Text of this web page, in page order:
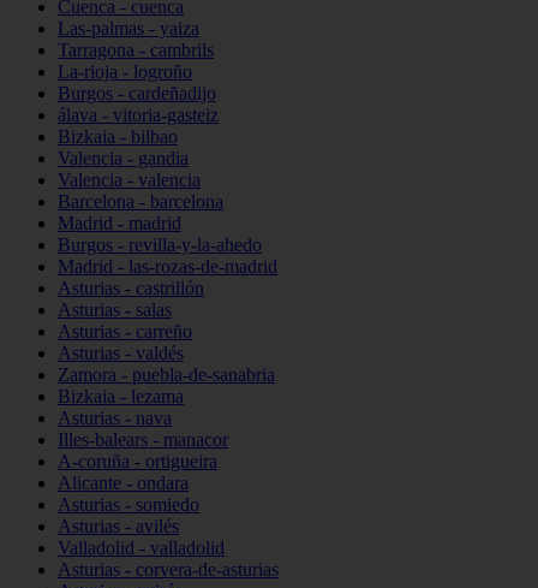
Cuenca - cuenca
Las-palmas - yaiza
Tarragona - cambrils
La-rioja - logroño
Burgos - cardeñadijo
álava - vitoria-gasteiz
Bizkaia - bilbao
Valencia - gandia
Valencia - valencia
Barcelona - barcelona
Madrid - madrid
Burgos - revilla-y-la-ahedo
Madrid - las-rozas-de-madrid
Asturias - castrillón
Asturias - salas
Asturias - carreño
Asturias - valdés
Zamora - puebla-de-sanabria
Bizkaia - lezama
Asturias - nava
Illes-balears - manacor
A-coruña - ortigueira
Alicante - ondara
Asturias - somiedo
Asturias - avilés
Valladolid - valladolid
Asturias - corvera-de-asturias